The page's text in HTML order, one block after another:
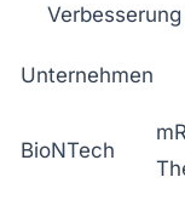
Unternehmen
BioNTech